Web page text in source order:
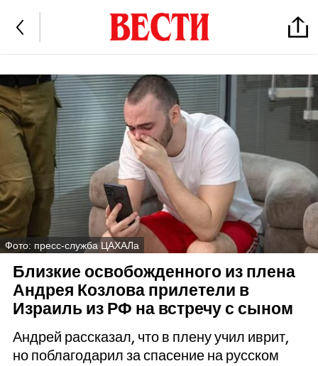
Фото: пресс-служба ЦАХАЛа
Близкие освобожденного из плена
Андрея Козлова прилетели в
Израиль из РФ на встречу с сыном
Андрей рассказал, что в плену учил иврит,
но поблагодарил за спасение на русском